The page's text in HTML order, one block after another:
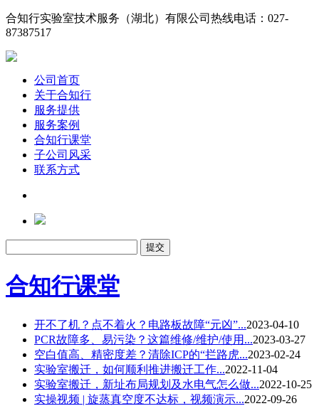
合知行实验室技术服务（湖北）有限公司 热线电话：027-
87387517
公司首页
关于合知行
服务提供
服务案例
合知行课堂
子公司风采
联系方式
合知行课堂
开不了机？点不着火？电路板故障“元凶”...2023-04-10
PCR故障多、易污染？这篇维修/维护/使用...2023-03-27
空白值高、精密度差？清除ICP的“拦路虎...2023-02-24
实验室搬迁，如何顺利推进搬迁工作...2022-11-04
实验室搬迁，新址布局规划及水电气怎么做...2022-10-25
实操视频 | 旋蒸真空度不达标，视频演示...2022-09-26